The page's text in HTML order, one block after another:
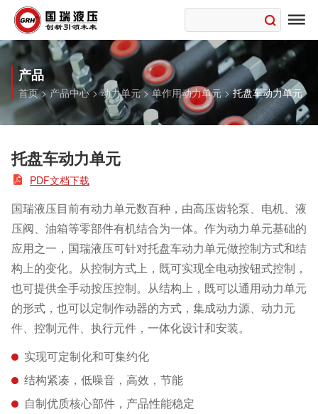

产品
首页>产品中心>动力单元>单作用动力单元>托盘车动力单元
托盘车动力单元
 PDF文档下载
国瑞液压目前有动力单元数百种，由高压齿轮泵、电机、液
压阀、油箱等零部件有机结合为一体。作为动力单元基础的
应用之一，国瑞液压可针对托盘车动力单元做控制方式和结
构上的变化。从控制方式上，既可实现全电动按钮式控制，
也可提供全手动按压控制。从结构上，既可以通用动力单元
的形式，也可以定制作动器的方式，集成动力源、动力元
件、控制元件、执行元件，一体化设计和安装。
实现可定制化和可集约化
结构紧凑，低噪音，高效，节能
自制优质核心部件，产品性能稳定